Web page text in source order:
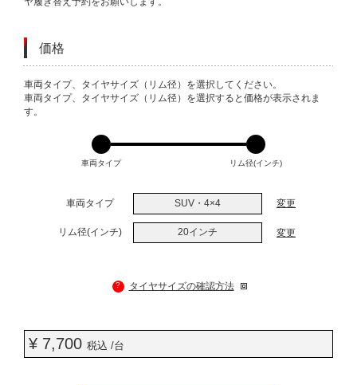
価格
VARIATIONS
車両タイプ、タイヤサイズ（リム径）を選択してください。
車両タイプ、タイヤサイズ（リム径）を選択すると価格が表示されま
す。
車両タイプ リム径(インチ)
車両タイプ SUV・4×4 変更
リム径(インチ) 20インチ 変更
? タイヤサイズの確認方法
¥ 7,700 税込 /台